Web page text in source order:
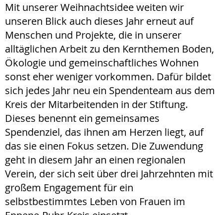
Mit unserer Weihnachtsidee weiten wir
unseren Blick auch dieses Jahr erneut auf
Menschen und Projekte, die in unserer
alltäglichen Arbeit zu den Kernthemen Boden,
Ökologie und gemeinschaftliches Wohnen
sonst eher weniger vorkommen. Dafür bildet
sich jedes Jahr neu ein Spendenteam aus dem
Kreis der Mitarbeitenden in der Stiftung.
Dieses benennt ein gemeinsames
Spendenziel, das ihnen am Herzen liegt, auf
das sie einen Fokus setzen. Die Zuwendung
geht in diesem Jahr an einen regionalen
Verein, der sich seit über drei Jahrzehnten mit
großem Engagement für ein
selbstbestimmtes Leben von Frauen im